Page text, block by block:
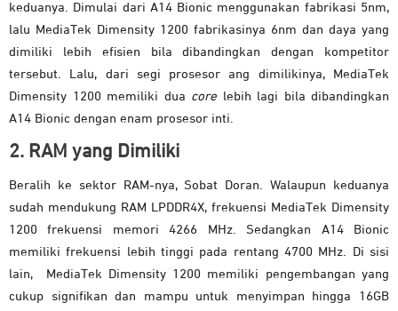
keduanya. Dimulai dari A14 Bionic menggunakan fabrikasi 5nm,
lalu MediaTek Dimensity 1200 fabrikasinya 6nm dan daya yang
dimiliki lebih efisien bila dibandingkan dengan kompetitor
tersebut. Lalu, dari segi prosesor ang dimilikinya, MediaTek
Dimensity 1200 memiliki dua core lebih lagi bila dibandingkan
A14 Bionic dengan enam prosesor inti.
2. RAM yang Dimiliki
Beralih ke sektor RAM-nya, Sobat Doran. Walaupun keduanya
sudah mendukung RAM LPDDR4X, frekuensi MediaTek Dimensity
1200 frekuensi memori 4266 MHz. Sedangkan A14 Bionic
memiliki frekuensi lebih tinggi pada rentang 4700 MHz. Di sisi
lain, MediaTek Dimensity 1200 memiliki pengembangan yang
cukup signifikan dan mampu untuk menyimpan hingga 16GB